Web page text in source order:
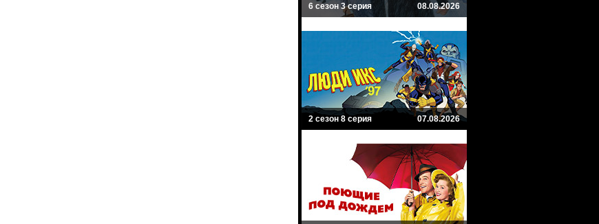
6 сезон 3 серия 08.08.2026
2 сезон 8 серия 07.08.2026